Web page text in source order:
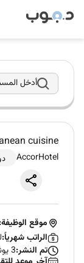
أدخل
cuisine
AccorHotel
موقع الوظيفة:
الراتب شهرياً:
تم النشر:3 يونيو 2026 (نُشرت منذ أكثر من 30 يومًا)